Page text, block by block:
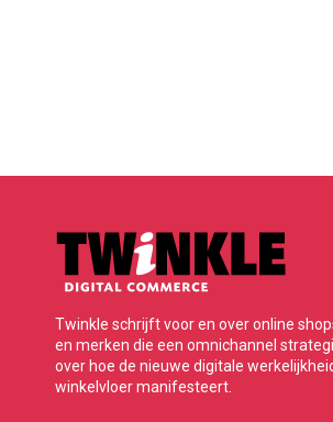
Twinkle schrijft voor en over online
en merken die een omnichannel
over hoe de nieuwe digitale
winkelvloer manifesteert.